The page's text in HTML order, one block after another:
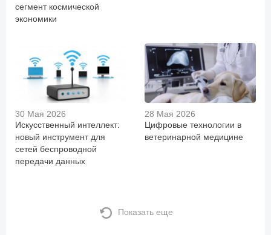
сегмент космической
экономики
30 Мая 2026
Искусственный интеллект:
новый инструмент для
сетей беспроводной
передачи данных
28 Мая 2026
Цифровые технологии в
ветеринарной медицине
Показать еще